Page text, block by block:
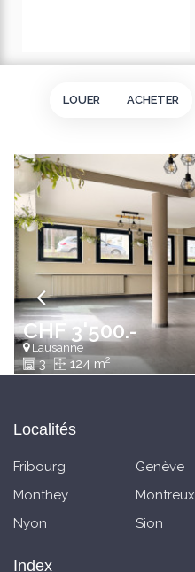
LOUER ACHETER
CHF 3'500.-
Lausanne
3 124 m2
Localités
Fribourg Genève
Monthey
Montreux
Nyon
Sion
Index